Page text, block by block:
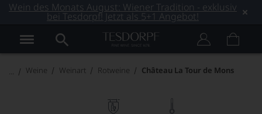
Wein des Monats August: Wiener Tradition - exklusiv
bei Tesdorpf! Jetzt als 5+1 Angebot!
Weine Weinart Rotweine Château La Tour de Mons